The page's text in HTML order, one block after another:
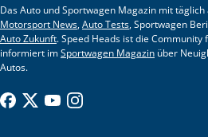
Das Auto und Sportwagen Magazin mit
Motorsport News,Auto Tests, Sportwagen
Auto Zukunft. Speed Heads ist die Community
informiert imSportwagen Magazin über
Autos.